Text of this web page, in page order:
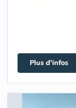
Plus d'infos